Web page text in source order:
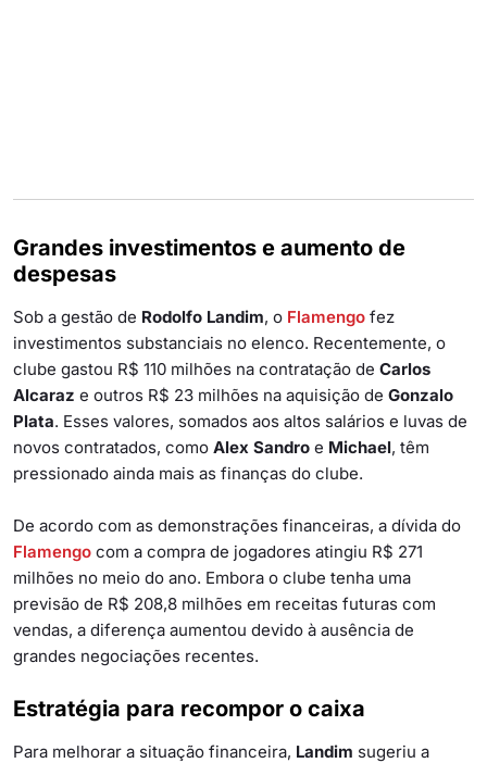
Grandes investimentos e aumento de
despesas
Sob a gestão de Rodolfo Landim, o Flamengo fez
investimentos substanciais no elenco. Recentemente, o
clube gastou R$ 110 milhões na contratação de Carlos
Alcaraz e outros R$ 23 milhões na aquisição de Gonzalo
Plata. Esses valores, somados aos altos salários e luvas de
novos contratados, como Alex Sandro e Michael, têm
pressionado ainda mais as finanças do clube.
De acordo com as demonstrações financeiras, a dívida do
Flamengo com a compra de jogadores atingiu R$ 271
milhões no meio do ano. Embora o clube tenha uma
previsão de R$ 208,8 milhões em receitas futuras com
vendas, a diferença aumentou devido à ausência de
grandes negociações recentes.
Estratégia para recompor o caixa
Para melhorar a situação financeira, Landim sugeriu a